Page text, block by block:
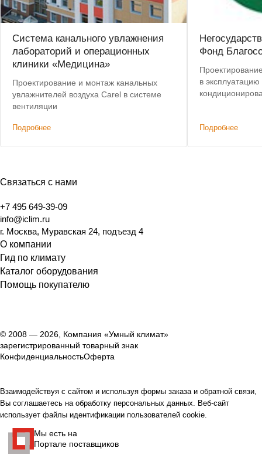
Система канального увлажнения
лабораторий и операционных
клиники «Медицина»
Проектирование и монтаж канальных
увлажнителей воздуха Carel в системе
вентиляции
Подробнее
Фонд
в
Подробнее
Связаться с нами
+7 495 649-39-09
info@iclim.ru
г. Москва, Муравская 24, подъезд 4
О компании
Гид по климату
Каталог оборудования
Помощь покупателю
© 2008 — 2026, Компания «Умный климат»
зарегистрированный товарный знак
КонфиденциальностьОферта
Взаимодействуя с сайтом и используя формы заказа и обратной связи,
Вы соглашаетесь на обработку персональных данных. Веб-сайт
использует файлы идентификации пользователей cookie.
Мы есть на
Портале поставщиков